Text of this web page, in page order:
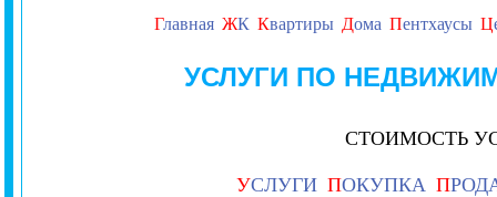
Главная ЖК Квартиры Дома Пентхаусы Ц
УСЛУГИ ПО
СТОИМОСТЬ
УСЛУГИ ПОКУПКА П